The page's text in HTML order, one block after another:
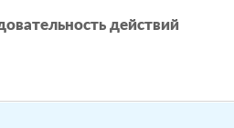
действий